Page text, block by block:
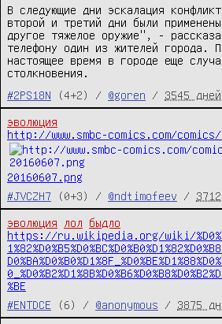
В следующие дни эскалация
второй и третий дни были
другое тяжелое оружие", -
телефону один из жителей города.
настоящее время в городе еще
столкновения.
#2PS18N
(4+2) / @goren / 3545
эволюция
http://www.smbc-comics.com/comics/
20160607.png
#JVCZH7
(0+3) / @ndtimofeev /
эволюция лол
быдло
https://ru.wikipedia.org/wiki/
%BE
#ENTDCE
(6) / @anonymous / 3875